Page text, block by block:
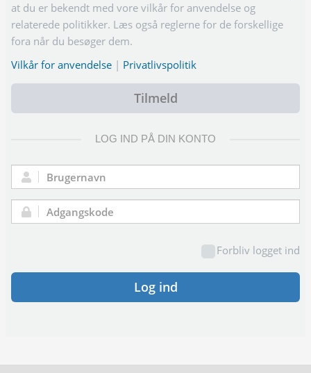
at du er bekendt med vore vilkår for anvendelse og
relaterede politikker. Læs også reglerne for de forskellige
fora når du besøger dem.
Vilkår for anvendelse | Privatlivspolitik
Tilmeld
LOG IND PÅ DIN KONTO
Brugernavn:
Adgangskode:
Forbliv logget ind
Log ind